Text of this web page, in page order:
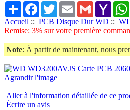
Share Facebook
TwitterEmail Gmail
Mail
Accueil :: PCB Disque Dur WD ::
Remise: 3% sur votre première
Note: À partir de maintenant, nous
Agrandir l'image
Aller à l'information détaillée de ce
Écrire un avis